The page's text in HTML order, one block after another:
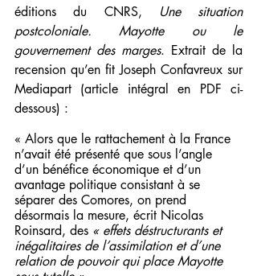
éditions du CNRS,
Une situation
postcoloniale. Mayotte ou le
gouvernement des marges. Extrait de la
recension qu’en fit Joseph Confavreux sur
Mediapart (article intégral en PDF ci-
dessous) :
« Alors que le rattachement à la France
n’avait été présenté que sous l’angle
d’un bénéfice économique et d’un
avantage politique consistant à se
séparer des Comores, on prend
désormais la mesure, écrit Nicolas
Roinsard, des « effets déstructurants et
inégalitaires de l’assimilation et d’une
relation de pouvoir qui place Mayotte